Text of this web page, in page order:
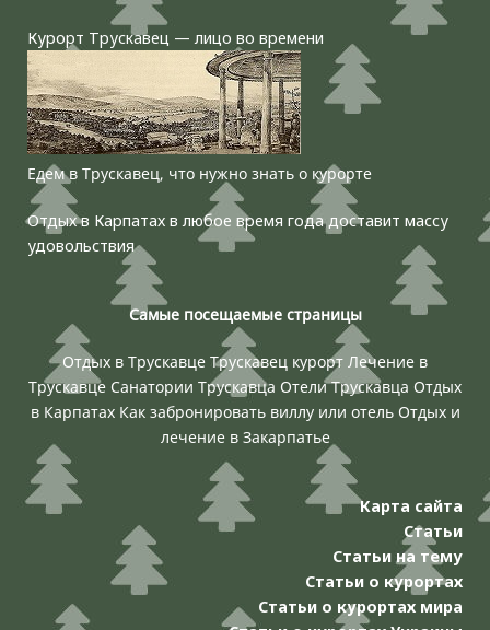
Курорт Трускавец — лицо во времени
Едем в Трускавец, что нужно знать о курорте
Отдых в Карпатах в любое время года доставит массу
удовольствия
Самые посещаемые страницы
Отдых в Трускавце Трускавец курорт Лечение в
Трускавце Санатории Трускавца Отели Трускавца Отдых
в Карпатах Как забронировать виллу или отель Отдых и
лечение в Закарпатье
Карта сайта
Статьи
Статьи на тему
Статьи о курортах
Статьи о курортах мира